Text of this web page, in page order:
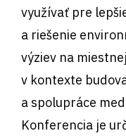
využívať pre
a riešenie
výziev na
v kontexte
a spolupráce
Konferencia je